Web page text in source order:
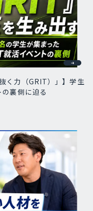
く力（GRIT）」】学生
裏側に迫る